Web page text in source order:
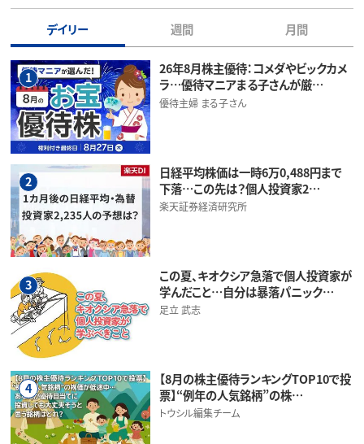
デイリー 週間 月間
1
26年8月株主優待：コメダやビックカメ
ラ…優待マニアまる子さんが厳…
優待主婦 まる子さん
2
日経平均株価は一時6万0,488円まで
下落…この先は？個人投資家2…
楽天証券経済研究所
3
この夏、キオクシア急落で個人投資家が
学んだこと…自分は暴落パニック…
足立 武志
4
【8月の株主優待ランキングTOP10で投
票】“例年の人気銘柄”の株…
トウシル編集チーム